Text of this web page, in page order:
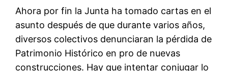
Ahora por fin la Junta ha tomado cartas en el
asunto después de que durante varios años,
diversos colectivos denunciaran la pérdida de
Patrimonio Histórico en pro de nuevas
construcciones. Hay que intentar conjugar lo